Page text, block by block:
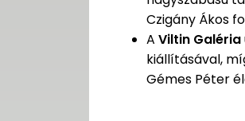
Czigány Ákos
A Viltin Galéria
kiállításával,
Gémes Péter